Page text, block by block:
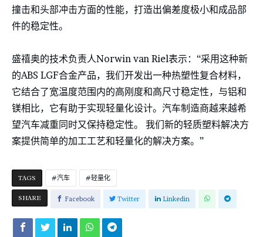
撞击和头部冲击方面的性能，打造出偏差度极小和成品部
件的稳定性。
盛禧奥的技术负责人Norwin van Riel表示：“采用这种新
的ABS LGF合金产品，我们开发出一种热塑性复合材料，
它结合了宽温度范围内的高刚度和高尺寸稳定性，与铝和
镁相比，它有助于实现轻量化设计。汽车制造商越来越希
望汽车减重同时又保持稳定性。 我们新的轻质塑料解决方
案提供简单的加工工艺和轻量化的解决方案。”
TAGS 汽车 轻量化
SHARE Facebook Twitter Linkedin